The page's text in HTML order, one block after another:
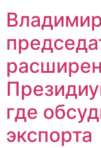
где
экспорта